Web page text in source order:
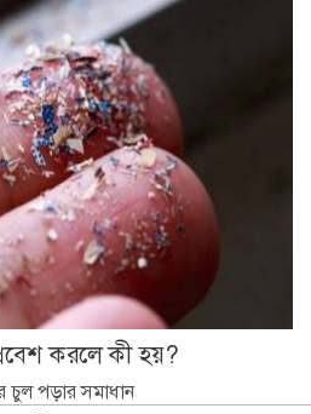
করলে কী হয়?
চুল পড়ার সমাধান